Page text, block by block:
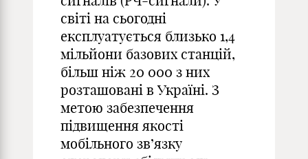
світі на сьогодні
експлуатується близько 1,4
мільйони базових станцій,
більш ніж 20 000 з них
розташовані в Україні. З
метою забезпечення
підвищення якості
мобільного зв’язку